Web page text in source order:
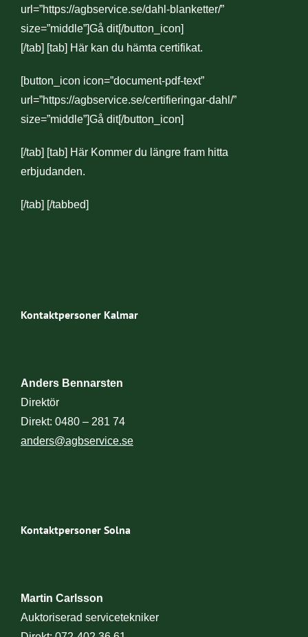
url=”https://agbservice.se/dahl-blanketter/”
size=”middle”]Gå dit[/button_icon]
[/tab] [tab] Här kan du hämta certifikat.
[button_icon icon=”document-pdf-text”
url=”https://agbservice.se/certifieringar-dahl/”
size=”middle”]Gå dit[/button_icon]
[/tab] [tab] Här Kommer du längre fram hitta
erbjudanden.
[/tab] [/tabbed]
Kontaktpersoner Kalmar
Anders Bennarsten
Direktör
Direkt: 0480 – 281 74
anders@agbservice.se
Kontaktpersoner Solna
Martin Carlsson
Auktoriserad servicetekniker